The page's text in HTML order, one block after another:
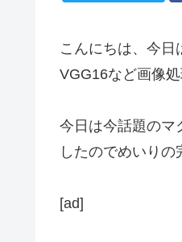
こんにちは、今
VGG16など画像
今日は今話題のマ
したのでめいりの
[ad]